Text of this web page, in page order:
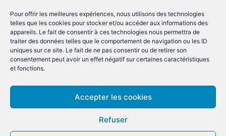
Pour offrir les meilleures expériences, nous utilisons des technologies
telles que les cookies pour stocker et/ou accéder aux informations des
appareils. Le fait de consentir à ces technologies nous permettra de
traiter des données telles que le comportement de navigation ou les ID
uniques sur ce site. Le fait de ne pas consentir ou de retirer son
consentement peut avoir un effet négatif sur certaines caractéristiques
et fonctions.
Accepter les cookies
Refuser
Mentions légales et politique de confidentialité|